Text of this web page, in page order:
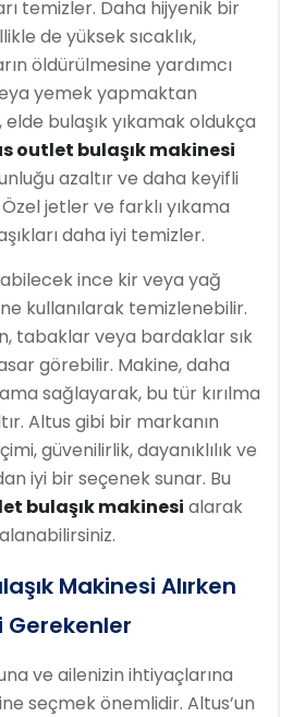
temizler. Daha hijyenik bir
de yüksek sıcaklık,
öldürülmesine yardımcı
yemek yapmaktan
bulaşık yıkamak oldukça
outlet bulaşık makinesi
azaltır ve daha keyifli
jetler ve farklı yıkama
daha iyi temizler.
ince kir veya yağ
kullanılarak temizlenebilir.
tabaklar veya bardaklar sık
görebilir. Makine, daha
sağlayarak, bu tür kırılma
Altus gibi bir markanın
güvenilirlik, dayanıklılık ve
iyi bir seçenek sunar. Bu
bulaşık makinesi alarak
Makinesi Alırken
Gerekenler
ve ailenizin ihtiyaçlarına
seçmek önemlidir. Altus’un